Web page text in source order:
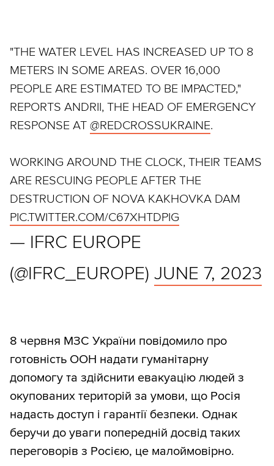
"THE WATER LEVEL HAS INCREASED UP TO 8
METERS IN SOME AREAS. OVER 16,000
PEOPLE ARE ESTIMATED TO BE IMPACTED,"
REPORTS ANDRII, THE HEAD OF EMERGENCY
RESPONSE AT @REDCROSSUKRAINE.
WORKING AROUND THE CLOCK, THEIR TEAMS
ARE RESCUING PEOPLE AFTER THE
DESTRUCTION OF NOVA KAKHOVKA DAM
PIC.TWITTER.COM/C67XHTDPIG
— IFRC EUROPE
(@IFRC_EUROPE) JUNE 7, 2023
8 червня МЗС України повідомило про
готовність ООН надати гуманітарну
допомогу та здійснити евакуацію людей з
окупованих територій за умови, що Росія
надасть доступ і гарантії безпеки. Однак
беручи до уваги попередній досвід таких
переговорів з Росією, це малоймовірно.